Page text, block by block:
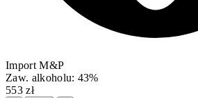
Import M&P
Zaw. alkoholu: 43%
553 zł